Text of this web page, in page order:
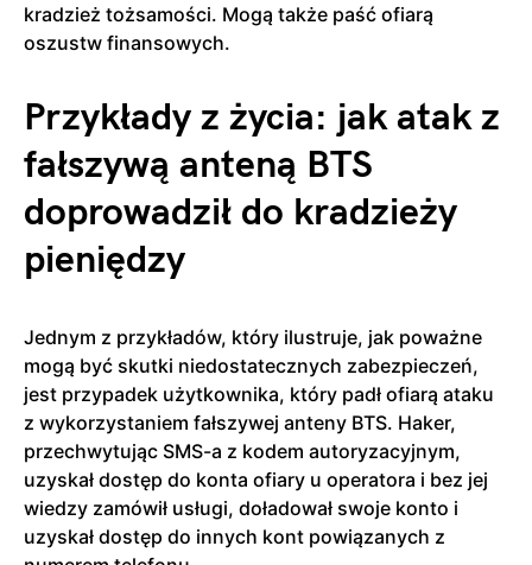
kradzież tożsamości. Mogą także paść ofiarą
oszustw finansowych.
Przykłady z życia: jak atak z
fałszywą anteną BTS
doprowadził do kradzieży
pieniędzy
Jednym z przykładów, który ilustruje, jak poważne
mogą być skutki niedostatecznych zabezpieczeń,
jest przypadek użytkownika, który padł ofiarą ataku
z wykorzystaniem fałszywej anteny BTS. Haker,
przechwytując SMS-a z kodem autoryzacyjnym,
uzyskał dostęp do konta ofiary u operatora i bez jej
wiedzy zamówił usługi, doładował swoje konto i
uzyskał dostęp do innych kont powiązanych z